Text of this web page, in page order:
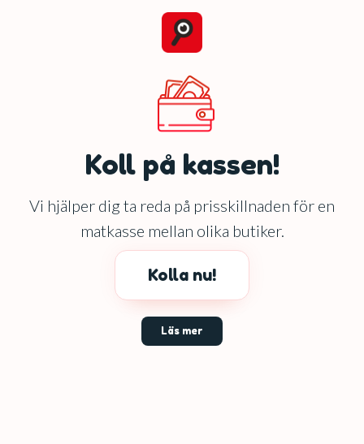
Koll på kassen!
Vi hjälper dig ta reda på prisskillnaden för en
matkasse mellan olika butiker.
Kolla nu!
Läs mer